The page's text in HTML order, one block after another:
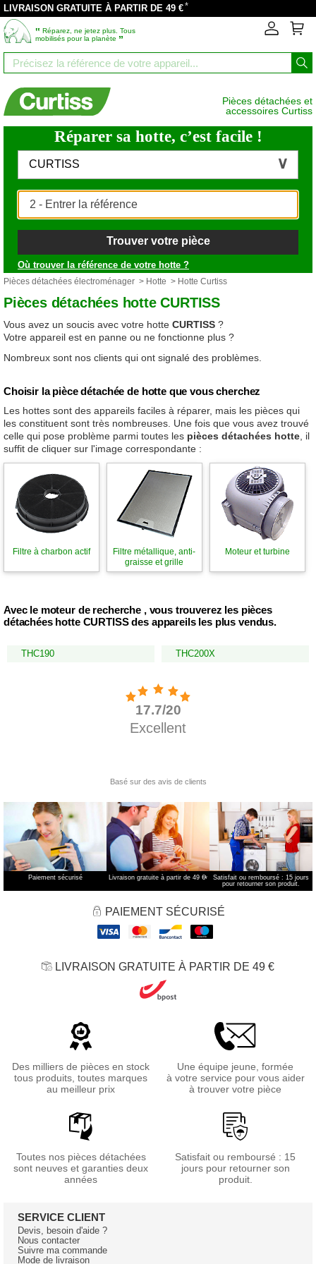
LIVRAISON GRATUITE À PARTIR DE 49 €*
‟ Réparez, ne jetez plus. Tous
mobilisés pour la planète ”
Pièces détachées et
accessoires Curtiss
Réparer sa hotte, c’est facile !
CURTISS
Trouver votre pièce
Où trouver la référence de votre hotte ?
Pièces détachées électroménager > Hotte > Hotte Curtiss
Pièces détachées hotte CURTISS
Vous avez un soucis avec votre hotte CURTISS ?
Votre appareil est en panne ou ne fonctionne plus ?
Nombreux sont nos clients qui ont signalé des problèmes.
Choisir la pièce détachée de hotte que vous cherchez
Les hottes sont des appareils faciles à réparer, mais les pièces qui
les constituent sont très nombreuses. Une fois que vous avez trouvé
celle qui pose problème parmi toutes les pièces détachées hotte , il
suffit de cliquer sur l'image correspondante :
Filtre à charbon actif
Filtre métallique, anti-
graisse et grille
Moteur et turbine
Avec le moteur de recherche , vous trouverez les pièces
détachées hotte CURTISS des appareils les plus vendus.
THC190 THC200X
Paiement sécurisé Livraison gratuite à partir de 49 €*
Satisfait ou remboursé : 15 jours
pour retourner son produit.
PAIEMENT SÉCURISÉ
LIVRAISON GRATUITE À PARTIR DE 49 €
Des milliers de pièces en stock
tous produits, toutes marques
au meilleur prix
Une équipe jeune, formée
à votre service pour vous aider
à trouver votre pièce
Toutes nos pièces détachées
sont neuves et garanties deux
années
Satisfait ou remboursé : 15
jours pour retourner son
produit.
SERVICE CLIENT
Devis, besoin d'aide ?
Nous contacter
Suivre ma commande
Mode de livraison